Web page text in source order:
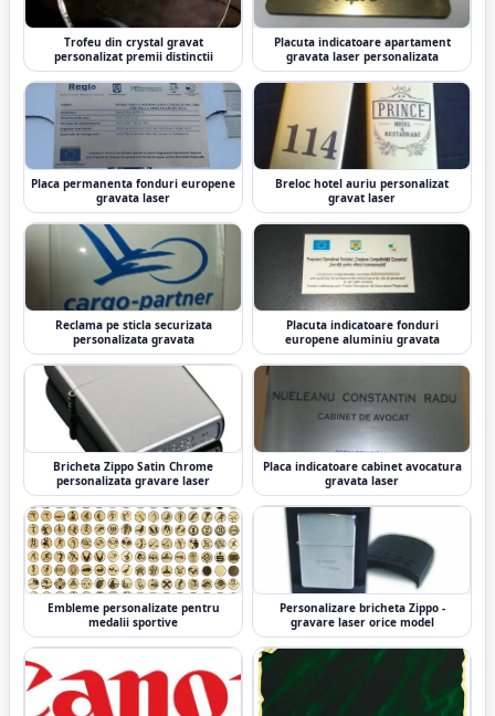
Trofeu din crystal gravat
personalizat premii distinctii
Placuta indicatoare apartament
gravata laser personalizata
Placa permanenta fonduri europene
gravata laser
Breloc hotel auriu personalizat
gravat laser
Reclama pe sticla securizata
personalizata gravata
Placuta indicatoare fonduri
europene aluminiu gravata
Bricheta Zippo Satin Chrome
personalizata gravare laser
Placa indicatoare cabinet avocatura
gravata laser
Embleme personalizate pentru
medalii sportive
Personalizare bricheta Zippo -
gravare laser orice model